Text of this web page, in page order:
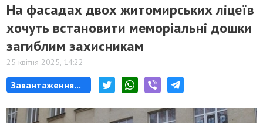
На фасадах двох житомирських ліцеїв
хочуть встановити меморіальні дошки
загиблим захисникам
25 квітня 2025, 14:22
Завантаження...